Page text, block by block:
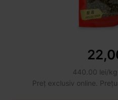
440.00 lei/kg
Preț exclusiv online.